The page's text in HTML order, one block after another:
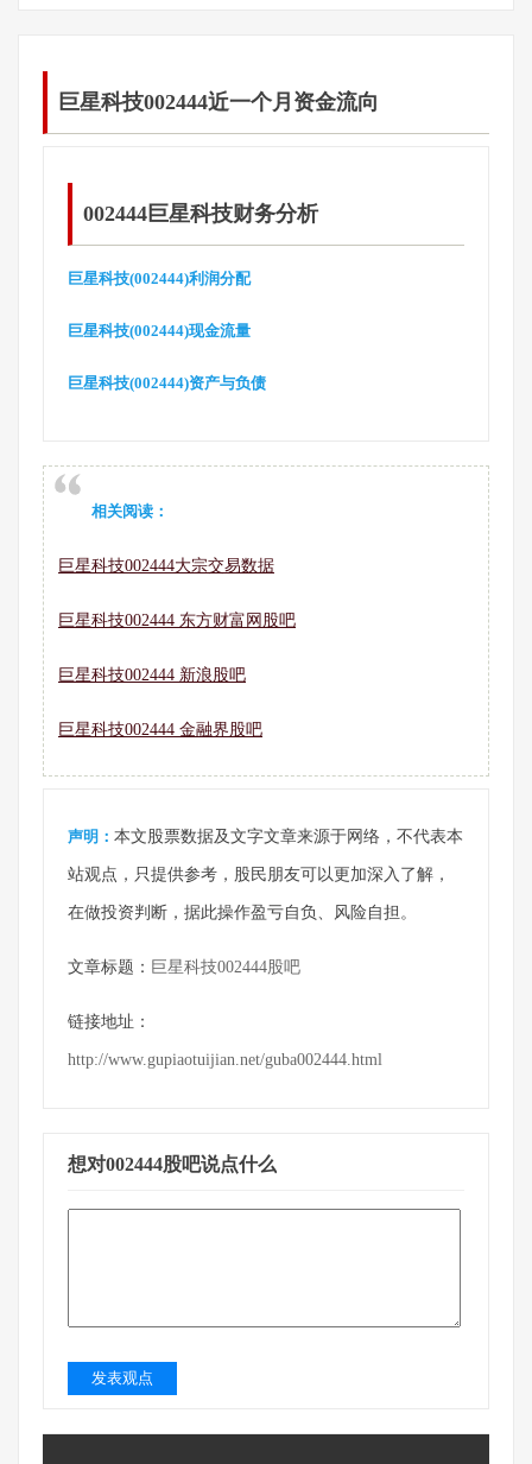
巨星科技002444近一个月资金流向
002444巨星科技财务分析
巨星科技(002444)利润分配
巨星科技(002444)现金流量
巨星科技(002444)资产与负债
相关阅读：
巨星科技002444大宗交易数据
巨星科技002444 东方财富网股吧
巨星科技002444 新浪股吧
巨星科技002444 金融界股吧
声明： 本文股票数据及文字文章来源于网络，不代表本
站观点，只提供参考，股民朋友可以更加深入了解，
在做投资判断，据此操作盈亏自负、风险自担。
文章标题： 巨星科技002444股吧
链接地址：
http://www.gupiaotuijian.net/guba002444.html
想对002444股吧说点什么
发表观点